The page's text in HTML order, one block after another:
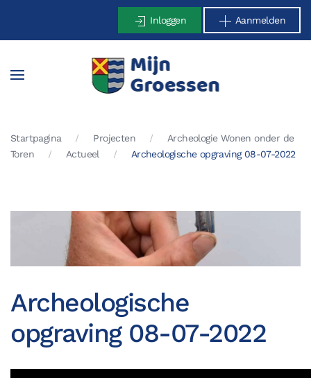
Terug naar hoofdinhoud
Inloggen Aanmelden
Startpagina Projecten
Archeologie Wonen onder de
Toren
Actueel Archeologische opgraving 08-07-2022
Archeologische
opgraving 08-07-2022